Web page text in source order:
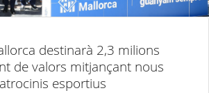
destinarà 2,3 milions
de valors mitjançant nous
esportius